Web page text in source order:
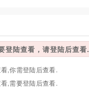
登陆查看，请登陆后查看.
,你需登陆后查看.
,需要登陆后查看.